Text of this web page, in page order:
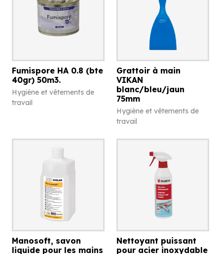
Fumispore HA 0.8 (bte
40gr) 50m3.
Hygiène et vêtements de
travail
Grattoir à main
VIKAN
blanc/bleu/jaun
75mm
Hygiène et vêtements de
travail
Manosoft, savon
liquide pour les mains
Nettoyant puissant
pour acier inoxydable